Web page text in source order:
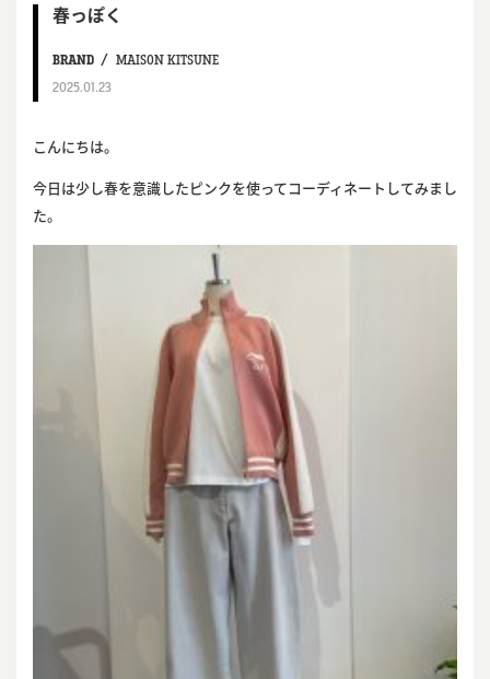
春っぽく
BRAND
MAISON KITSUNE
2025.01.23
こんにちは。
今日は少し春を意識したピンクを使ってコーディネートしてみまし
た。